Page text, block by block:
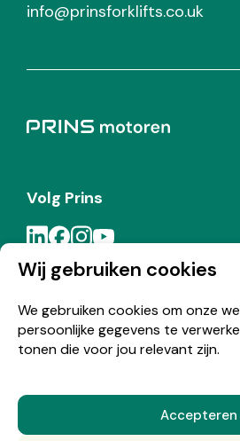
Wij gebruiken cookies
We gebruiken cookies om onze
persoonlijke gegevens te
tonen die voor jou relevant zijn.
Accepteren
info@prinsforklifts.co.uk
Volg Prins
Meld je aan voor de Prins
© Copyright 2026 Prins